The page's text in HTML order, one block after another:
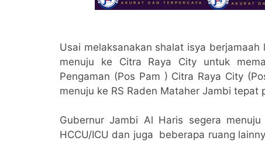
Usai melaksanakan shalat isya
menuju ke Citra Raya City untuk
Pengaman (Pos Pam ) Citra Raya City
menuju ke RS Raden Mataher Jambi tepat
Gubernur Jambi Al Haris segera
HCCU/ICU dan juga beberapa ruang